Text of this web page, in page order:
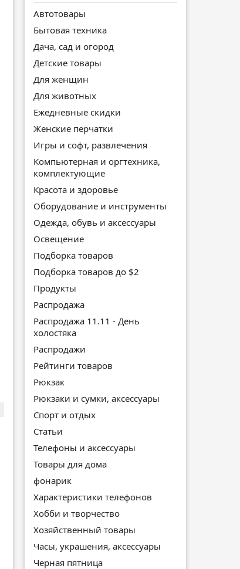
Автотовары
Бытовая техника
Дача, сад и огород
Детские товары
Для женщин
Для животных
Ежедневные скидки
Женские перчатки
Игры и софт, развлечения
Компьютерная и оргтехника,
комплектующие
Красота и здоровье
Оборудование и инструменты
Одежда, обувь и аксессуары
Освещение
Подборка товаров
Подборка товаров до $2
Продукты
Распродажа
Распродажа 11.11 - День
холостяка
Распродажи
Рейтинги товаров
Рюкзак
Рюкзаки и сумки, аксессуары
Спорт и отдых
Статьи
Телефоны и аксессуары
Товары для дома
фонарик
Характеристики телефонов
Хобби и творчество
Хозяйственный товары
Часы, украшения, аксессуары
Черная пятница